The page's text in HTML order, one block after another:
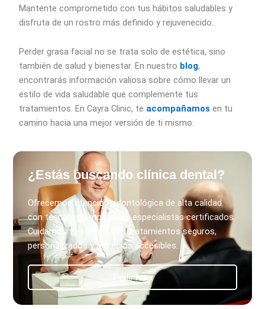
Mantente comprometido con tus hábitos saludables y
disfruta de un rostro más definido y rejuvenecido.
Perder grasa facial no se trata solo de estética, sino
también de salud y bienestar. En nuestro blog,
encontrarás información valiosa sobre cómo llevar un
estilo de vida saludable que complemente tus
tratamientos. En Cayra Clinic, te acompañamos en tu
camino hacia una mejor versión de ti mismo.
¿Estás buscando clínica dental?
Ofrecemos atención odontológica de alta calidad
con tecnología moderna y especialistas certificados.
Cuidamos tu sonrisa con tratamientos seguros,
personalizados y a precios accesibles.
Pedir hora